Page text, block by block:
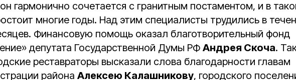
гармонично сочетается с гранитным постаментом, и в
многие годы. Над этим специалисты трудились в
Финансовую помощь оказал благотворительный фонд
депутата Государственной Думы РФ Андрея Скоча.
реставраторы высказали слова благодарности главам
района Алексею Калашникову, городского